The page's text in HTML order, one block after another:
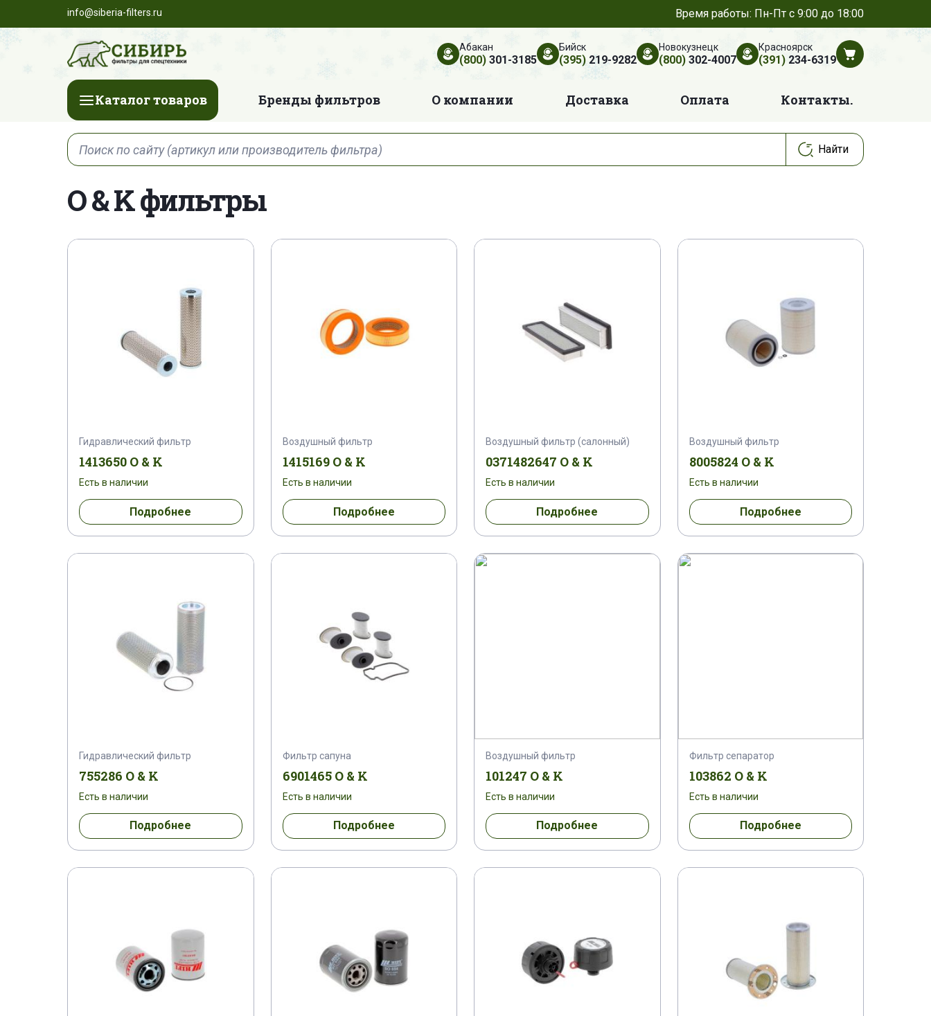
info@siberia-filters.ru Время работы: Пн-Пт с 9:00 до 18:00
Абакан
(800)301-3185
Бийск
(395)219-9282
Новокузнецк
(800)302-4007
Красноярск
(391)234-6319
Каталог товаров Бренды фильтров О компании Доставка Оплата Контакты.
O & K фильтры
Гидравлический фильтр
1413650 O & K
Есть в наличии
Подробнее
Воздушный фильтр
1415169 O & K
Есть в наличии
Подробнее
Воздушный фильтр (салонный)
0371482647 O & K
Есть в наличии
Подробнее
Воздушный фильтр
8005824 O & K
Есть в наличии
Подробнее
Гидравлический фильтр
755286 O & K
Есть в наличии
Подробнее
Фильтр сапуна
6901465 O & K
Есть в наличии
Подробнее
Воздушный фильтр
101247 O & K
Есть в наличии
Подробнее
Фильтр сепаратор
103862 O & K
Есть в наличии
Подробнее